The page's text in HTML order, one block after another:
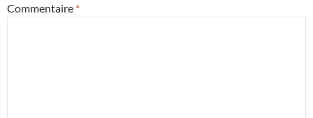
Commentaire *